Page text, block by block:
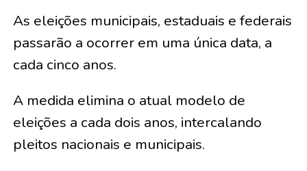
As eleições municipais, estaduais e federais
passarão a ocorrer em uma única data, a
cada cinco anos.
A medida elimina o atual modelo de
eleições a cada dois anos, intercalando
pleitos nacionais e municipais.